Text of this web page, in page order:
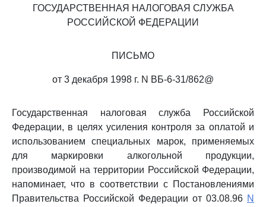
ГОСУДАРСТВЕННАЯ НАЛОГОВАЯ СЛУЖБА
РОССИЙСКОЙ ФЕДЕРАЦИИ
ПИСЬМО
от 3 декабря 1998 г. N ВБ-6-31/862@
Государственная налоговая служба Российской
Федерации, в целях усиления контроля за оплатой и
использованием специальных марок, применяемых
для маркировки алкогольной продукции,
производимой на территории Российской Федерации,
напоминает, что в соответствии с Постановлениями
Правительства Российской Федерации от 03.08.96 N